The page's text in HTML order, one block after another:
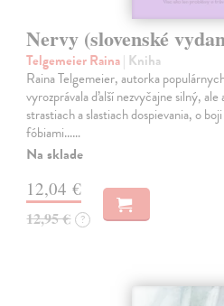
Nervy (slovenské
Telgemeier Raina| Kniha
Raina Telgemeier, autorka
vyrozprávala ďalší nezvyčajne silný,
strastiach a slastiach dospievania, o
fóbiami...…
Na sklade
12,04 €
12,95 € ?